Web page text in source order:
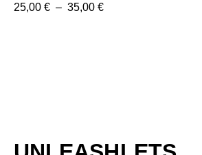
25,00 € – 35,00 €